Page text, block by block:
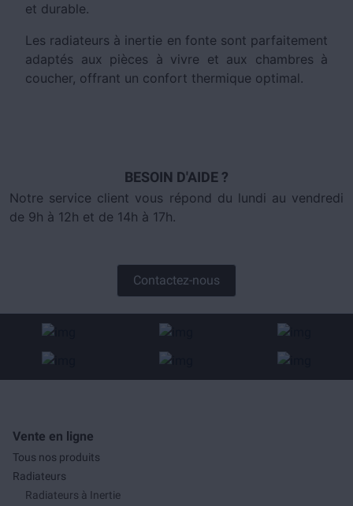
et durable.
Les radiateurs à inertie en fonte sont parfaitement
adaptés aux pièces à vivre et aux chambres à
coucher, offrant un confort thermique optimal.
BESOIN D'AIDE ?
Notre service client vous répond du lundi au vendredi
de 9h à 12h et de 14h à 17h.
Contactez-nous
Vente en ligne
Tous nos produits
Radiateurs
Radiateurs à Inertie